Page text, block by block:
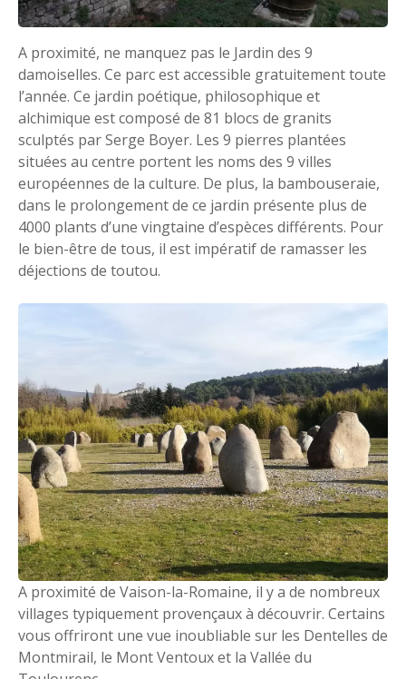
A proximité, ne manquez pas le Jardin des 9
damoiselles. Ce parc est accessible gratuitement toute
l’année. Ce jardin poétique, philosophique et
alchimique est composé de 81 blocs de granits
sculptés par Serge Boyer. Les 9 pierres plantées
situées au centre portent les noms des 9 villes
européennes de la culture. De plus, la bambouseraie,
dans le prolongement de ce jardin présente plus de
4000 plants d’une vingtaine d’espèces différents. Pour
le bien-être de tous, il est impératif de ramasser les
déjections de toutou.
A proximité de Vaison-la-Romaine, il y a de nombreux
villages typiquement provençaux à découvrir. Certains
vous offriront une vue inoubliable sur les Dentelles de
Montmirail, le Mont Ventoux et la Vallée du